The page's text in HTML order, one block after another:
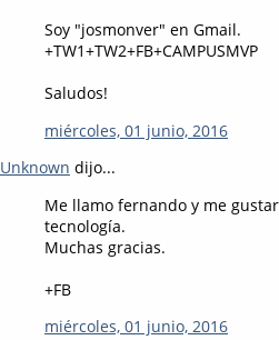
Soy "josmonver" en Gmail.
+TW1+TW2+FB+CAMPUSMVP
Saludos!
miércoles, 01 junio, 2016
Unknown dijo...
Me llamo fernando y me
tecnología.
Muchas gracias.
+FB
miércoles, 01 junio, 2016